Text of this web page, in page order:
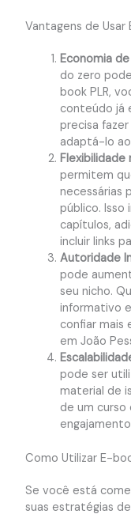
Vantagens de Usar
Economia
do zero
book PLR,
conteúdo já
precisa
adaptá-lo
Flexibilidade
permitem
necessárias
público. Isso
capítulos,
incluir links
Autoridade
pode
seu nicho.
informativo
confiar mais
em João
pode ser
material de
de um curso
Como Utilizar E-
Se você está
suas estratégias